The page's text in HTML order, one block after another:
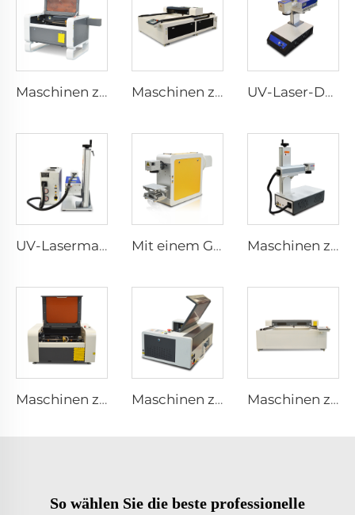
Maschinen zum Lasergravurieren und Schneiden 7050 Maschinen zum Lasergravurieren und Schneiden 1325 UV-Laser-Desktopmarkierungsmaschine
UV-Lasermarkiermaschine Mit einem Gehalt an Zellstoff von mehr als 0,9 GHT Maschinen zur Lasermarkierung
Maschinen zum Lasergravurieren und Schneiden 4040 Maschinen zum Lasergravurieren und Schneiden 3020 Maschinen zum Lasergravurieren und Schneiden 1530
So wählen Sie die beste professionelle